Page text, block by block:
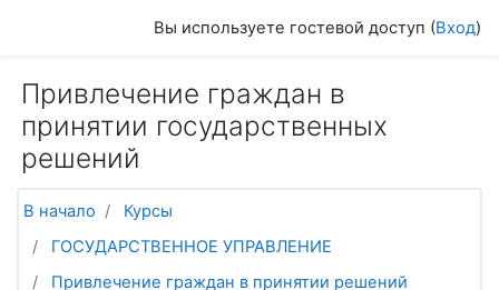
Вы используете гостевой доступ (Вход)
Привлечение граждан в
принятии государственных
решений
В начало
Курсы
ГОСУДАРСТВЕННОЕ УПРАВЛЕНИЕ
Привлечение граждан в принятии решений